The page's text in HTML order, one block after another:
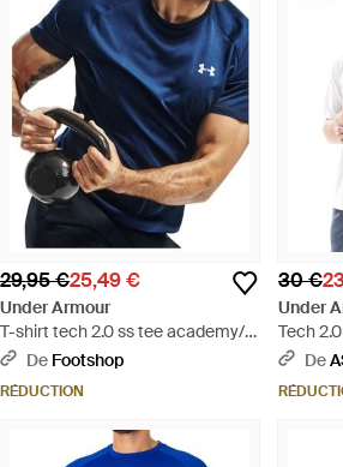
29,95 €25,49 €
Under Armour
T-shirt tech 2.0 ss tee academy/
graphite xxl - Bleu
De Footshop
RÉDUCTION
30 €
Under
Tech
De